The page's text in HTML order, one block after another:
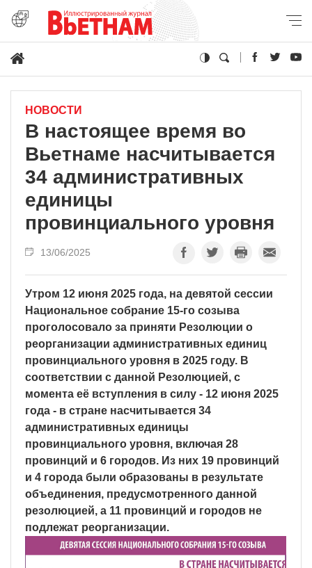
НОВОСТИ
В настоящее время во
Вьетнаме насчитывается
34 административных
единицы
провинциального уровня
13/06/2025
Утром 12 июня 2025 года, на девятой сессии
Национальное собрание 15-го созыва
проголосовало за приняти Резолюции о
реорганизации административных единиц
провинциального уровня в 2025 году. В
соответствии с данной Резолюцией, с
момента её вступления в силу - 12 июня 2025
года - в стране насчитывается 34
административных единицы
провинциального уровня, включая 28
провинций и 6 городов. Из них 19 провинций
и 4 города были образованы в результате
объединения, предусмотренного данной
резолюцией, а 11 провинций и городов не
подлежат реорганизации.